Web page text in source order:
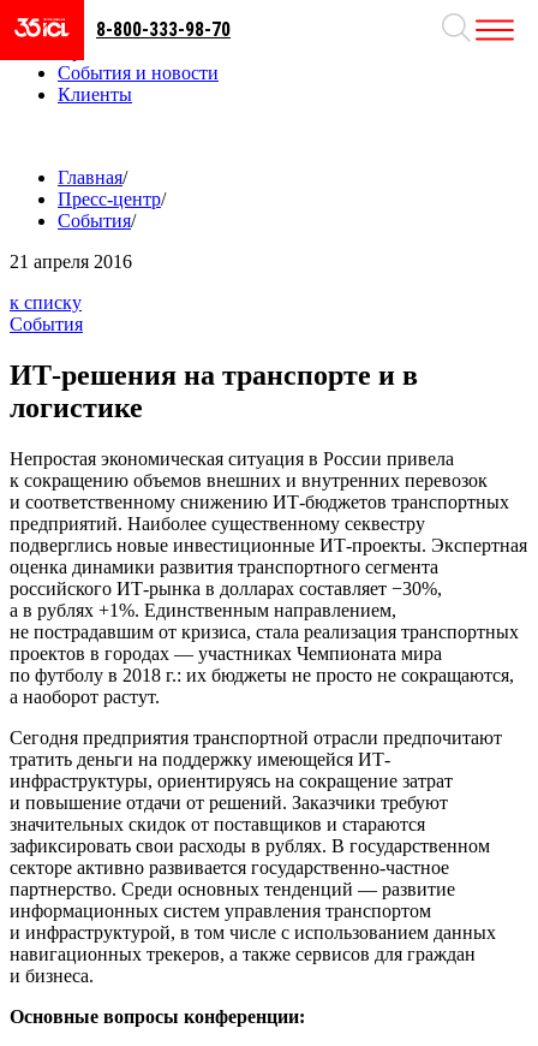
Направления
События и новости
Клиенты
8-800-333-98-70
Главная/
Пресс-центр/
События/
21 апреля 2016
к списку
События
ИТ-решения на транспорте и в
логистике
Непростая экономическая ситуация в России привела
к сокращению объемов внешних и внутренних перевозок
и соответственному снижению ИТ-бюджетов транспортных
предприятий. Наиболее существенному секвестру
подверглись новые инвестиционные ИТ-проекты. Экспертная
оценка динамики развития транспортного сегмента
российского ИТ-рынка в долларах составляет −30%,
а в рублях +1%. Единственным направлением,
не пострадавшим от кризиса, стала реализация транспортных
проектов в городах — участниках Чемпионата мира
по футболу в 2018 г.: их бюджеты не просто не сокращаются,
а наоборот растут.
Сегодня предприятия транспортной отрасли предпочитают
тратить деньги на поддержку имеющейся ИТ-
инфраструктуры, ориентируясь на сокращение затрат
и повышение отдачи от решений. Заказчики требуют
значительных скидок от поставщиков и стараются
зафиксировать свои расходы в рублях. В государственном
секторе активно развивается государственно-частное
партнерство. Среди основных тенденций — развитие
информационных систем управления транспортом
и инфраструктурой, в том числе с использованием данных
навигационных трекеров, а также сервисов для граждан
и бизнеса.
Основные вопросы конференции: